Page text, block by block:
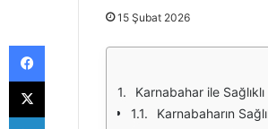
15 Şubat 2026
Karnabahar ile
Karnabaharın
Facebook
X
LinkedIn